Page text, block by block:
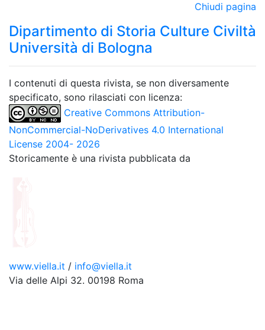
Chiudi pagina
Dipartimento di Storia Culture Civiltà
Università di Bologna
I contenuti di questa rivista, se non diversamente
specificato, sono rilasciati con licenza:
Creative Commons Attribution-
NonCommercial-NoDerivatives 4.0 International
License 2004- 2026
Storicamente è una rivista pubblicata da
www.viella.it / info@viella.it
Via delle Alpi 32. 00198 Roma